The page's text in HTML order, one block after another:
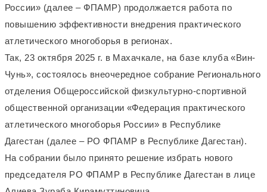
России» (далее – ФПАМР) продолжается работа по
повышению эффективности внедрения практического
атлетического многоборья в регионах.
Так, 23 октября 2025 г. в Махачкале, на базе клуба «Вин-
Чунь», состоялось внеочередное собрание Регионального
отделения Общероссийской физкультурно-спортивной
общественной организации «Федерация практического
атлетического многоборья России» в Республике
Дагестан (далее ‒ РО ФПАМР в Республике Дагестан).
На собрании было принято решение избрать нового
председателя РО ФПАМР в Республике Дагестан в лице